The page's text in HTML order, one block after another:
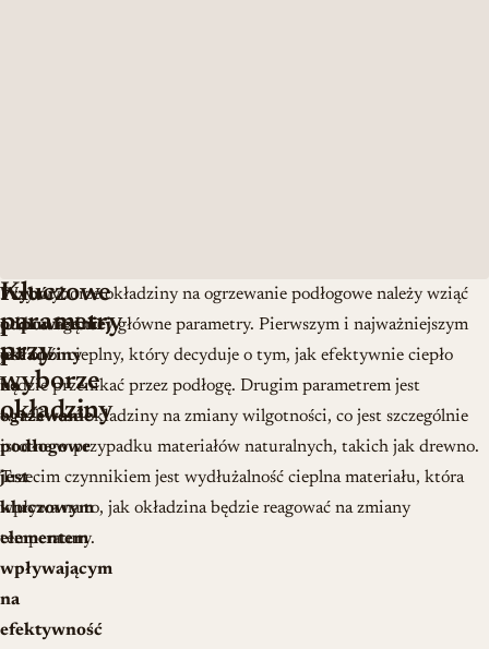
Wybór
odpowiedniej
okładziny
na
ogrzewanie
podłogowe
jest
kluczowym
elementem
wpływającym
na
efektywność
Kluczowe
parametry
przy
wyborze
okładziny
Przy wyborze okładziny na ogrzewanie podłogowe należy wziąć
pod uwagę trzy główne parametry. Pierwszym i najważniejszym
jest opór cieplny, który decyduje o tym, jak efektywnie ciepło
będzie przenikać przez podłogę. Drugim parametrem jest
wrażliwość okładziny na zmiany wilgotności, co jest szczególnie
istotne w przypadku materiałów naturalnych, takich jak drewno.
Trzecim czynnikiem jest wydłużalność cieplna materiału, która
wpływa na to, jak okładzina będzie reagować na zmiany
temperatury.